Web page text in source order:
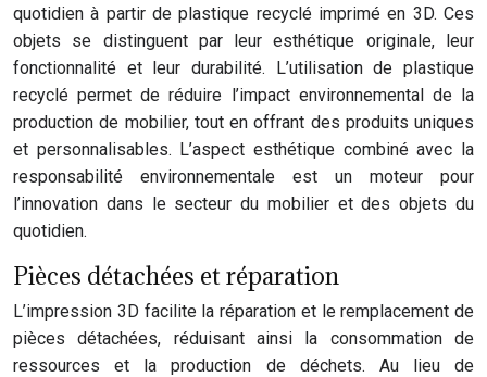
quotidien à partir de plastique recyclé imprimé en 3D. Ces
objets se distinguent par leur esthétique originale, leur
fonctionnalité et leur durabilité. L’utilisation de plastique
recyclé permet de réduire l’impact environnemental de la
production de mobilier, tout en offrant des produits uniques
et personnalisables. L’aspect esthétique combiné avec la
responsabilité environnementale est un moteur pour
l’innovation dans le secteur du mobilier et des objets du
quotidien.
Pièces détachées et réparation
L’impression 3D facilite la réparation et le remplacement de
pièces détachées, réduisant ainsi la consommation de
ressources et la production de déchets. Au lieu de